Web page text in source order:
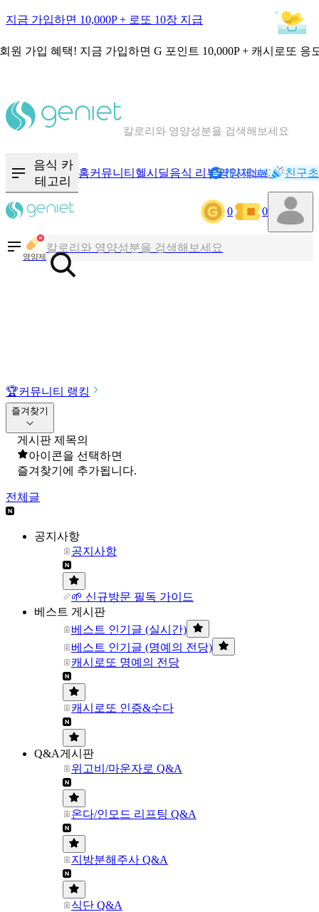
지금 가입하면 10,000P + 로또 10장 지급
원 가입 혜택! 지금 가입하면 G 포인트 10,000P + 캐시로또 응
혈당 · 다이어트 음식 검색해보세요
음식 · 영양제 리뷰를 찾아보세요
음식 카
테고리
홈커뮤니티 헬시딜음식 리뷰영양제NEW기록
캐시리뷰 친구
0 0
영양제혈당 · 다이어트 음식 검색해보세요
🏆커뮤니티 랭킹
즐겨찾기
게시판 제목의
아이콘을 선택하면
즐겨찾기에 추가됩니다.
전체글
공지사항
공지사항
🌱 신규방문 필독 가이드
베스트 게시판
베스트 인기글 (실시간)
베스트 인기글 (명예의 전당)
캐시로또 명예의 전당
캐시로또 인증&수다
Q&A게시판
위고비/마운자로 Q&A
온다/인모드 리프팅 Q&A
지방분해주사 Q&A
식단 Q&A